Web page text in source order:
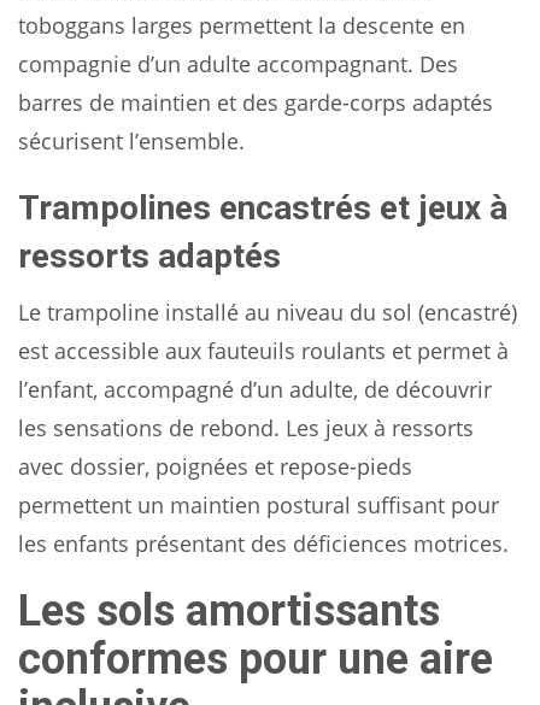
toboggans larges permettent la descente en
compagnie d’un adulte accompagnant. Des
barres de maintien et des garde-corps adaptés
sécurisent l’ensemble.
Trampolines encastrés et jeux à
ressorts adaptés
Le trampoline installé au niveau du sol (encastré)
est accessible aux fauteuils roulants et permet à
l’enfant, accompagné d’un adulte, de découvrir
les sensations de rebond. Les jeux à ressorts
avec dossier, poignées et repose-pieds
permettent un maintien postural suffisant pour
les enfants présentant des déficiences motrices.
Les sols amortissants
conformes pour une aire